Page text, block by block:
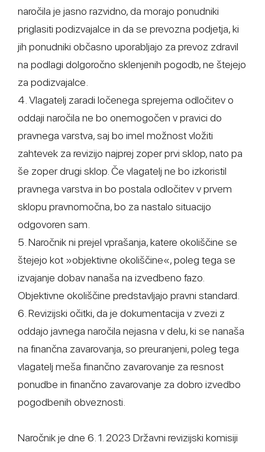
naročila je jasno razvidno, da morajo ponudniki
priglasiti podizvajalce in da se prevozna podjetja, ki
jih ponudniki občasno uporabljajo za prevoz zdravil
na podlagi dolgoročno sklenjenih pogodb, ne štejejo
za podizvajalce.
4. Vlagatelj zaradi ločenega sprejema odločitev o
oddaji naročila ne bo onemogočen v pravici do
pravnega varstva, saj bo imel možnost vložiti
zahtevek za revizijo najprej zoper prvi sklop, nato pa
še zoper drugi sklop. Če vlagatelj ne bo izkoristil
pravnega varstva in bo postala odločitev v prvem
sklopu pravnomočna, bo za nastalo situacijo
odgovoren sam.
5. Naročnik ni prejel vprašanja, katere okoliščine se
štejejo kot »objektivne okoliščine«, poleg tega se
izvajanje dobav nanaša na izvedbeno fazo.
Objektivne okoliščine predstavljajo pravni standard.
6. Revizijski očitki, da je dokumentacija v zvezi z
oddajo javnega naročila nejasna v delu, ki se nanaša
na finančna zavarovanja, so preuranjeni, poleg tega
vlagatelj meša finančno zavarovanje za resnost
ponudbe in finančno zavarovanje za dobro izvedbo
pogodbenih obveznosti.
Naročnik je dne 6. 1. 2023 Državni revizijski komisiji